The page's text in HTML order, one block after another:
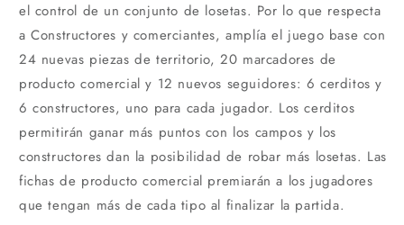
el control de un conjunto de losetas. Por lo que respecta
a Constructores y comerciantes, amplía el juego base con
24 nuevas piezas de territorio, 20 marcadores de
producto comercial y 12 nuevos seguidores: 6 cerditos y
6 constructores, uno para cada jugador. Los cerditos
permitirán ganar más puntos con los campos y los
constructores dan la posibilidad de robar más losetas. Las
fichas de producto comercial premiarán a los jugadores
que tengan más de cada tipo al finalizar la partida.